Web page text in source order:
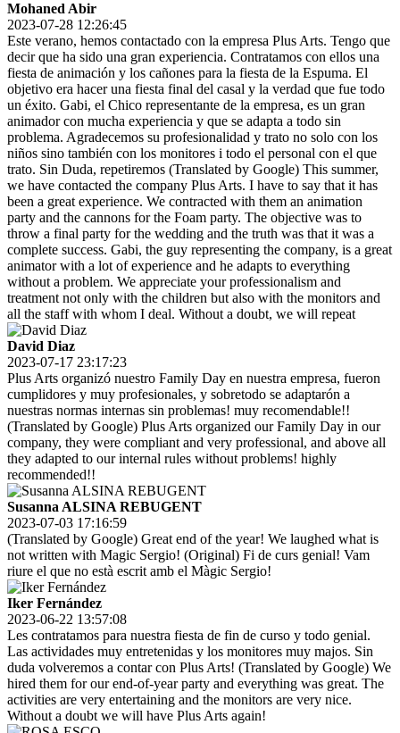
Mohaned Abir
2023-07-28 12:26:45
Este verano, hemos contactado con la empresa Plus Arts. Tengo que
decir que ha sido una gran experiencia. Contratamos con ellos una
fiesta de animación y los cañones para la fiesta de la Espuma. El
objetivo era hacer una fiesta final del casal y la verdad que fue todo
un éxito. Gabi, el Chico representante de la empresa, es un gran
animador con mucha experiencia y que se adapta a todo sin
problema. Agradecemos su profesionalidad y trato no solo con los
niños sino también con los monitores i todo el personal con el que
trato. Sin Duda, repetiremos (Translated by Google) This summer,
we have contacted the company Plus Arts. I have to say that it has
been a great experience. We contracted with them an animation
party and the cannons for the Foam party. The objective was to
throw a final party for the wedding and the truth was that it was a
complete success. Gabi, the guy representing the company, is a great
animator with a lot of experience and he adapts to everything
without a problem. We appreciate your professionalism and
treatment not only with the children but also with the monitors and
all the staff with whom I deal. Without a doubt, we will repeat
David Diaz
2023-07-17 23:17:23
Plus Arts organizó nuestro Family Day en nuestra empresa, fueron
cumplidores y muy profesionales, y sobretodo se adaptarón a
nuestras normas internas sin problemas! muy recomendable!!
(Translated by Google) Plus Arts organized our Family Day in our
company, they were compliant and very professional, and above all
they adapted to our internal rules without problems! highly
recommended!!
Susanna ALSINA REBUGENT
2023-07-03 17:16:59
(Translated by Google) Great end of the year! We laughed what is
not written with Magic Sergio! (Original) Fi de curs genial! Vam
riure el que no està escrit amb el Màgic Sergio!
Iker Fernández
2023-06-22 13:57:08
Les contratamos para nuestra fiesta de fin de curso y todo genial.
Las actividades muy entretenidas y los monitores muy majos. Sin
duda volveremos a contar con Plus Arts! (Translated by Google) We
hired them for our end-of-year party and everything was great. The
activities are very entertaining and the monitors are very nice.
Without a doubt we will have Plus Arts again!